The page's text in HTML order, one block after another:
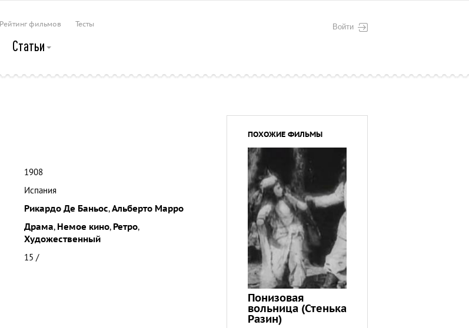
Войти
Рейтинг фильмов Тесты
Статьи
1908
Испания
Рикардо Де Баньос,Альберто Марро
Драма, Немое кино, Ретро,
Художественный
15 /
ПОХОЖИЕ ФИЛЬМЫ
Понизовая
вольница (Стенька
Разин)